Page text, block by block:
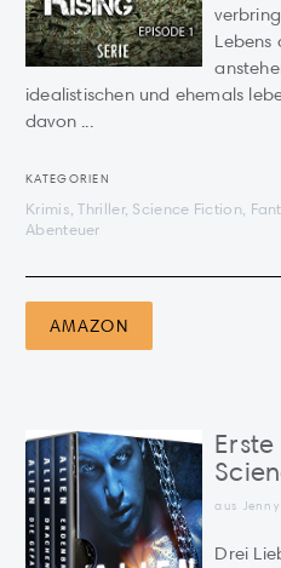
Lebens
idealistischen und ehemals
davon ...
KATEGORIEN
Krimis, Thriller, Science Fiction,
Abenteuer
AMAZON
aus
Drei